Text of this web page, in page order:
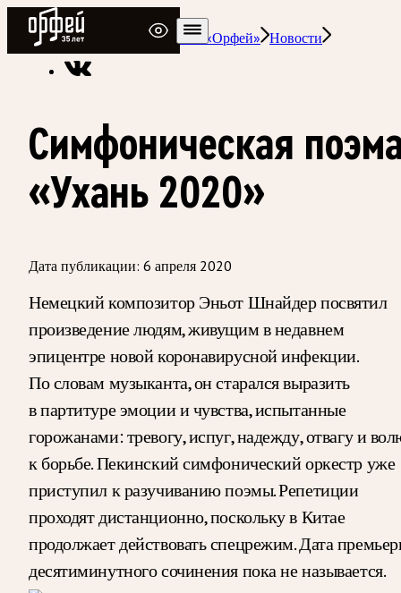
Радио Орфей
Радио классической музыки «Орфей» Новости
Симфоническая
«Ухань 2020»
Дата публикации: 6 апреля 2020
Немецкий композитор Эньот Шнайдер посвятил
произведение людям, живущим в недавнем
эпицентре новой коронавирусной инфекции.
По словам музыканта, он старался выразить
в партитуре эмоции и чувства, испытанные
горожанами: тревогу, испуг, надежду, отвагу и
к борьбе. Пекинский симфонический оркестр уже
приступил к разучиванию поэмы. Репетиции
проходят дистанционно, поскольку в Китае
продолжает действовать спецрежим. Дата
десятиминутного сочинения пока не называется.